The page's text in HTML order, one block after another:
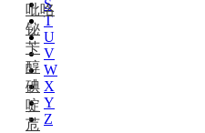
S
T
U
V
W
X
Y
Z
吡咯
铋
苄
醇
碘
啶
苊